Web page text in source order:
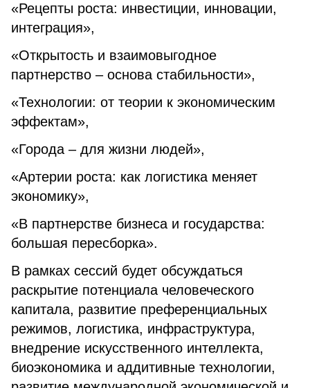
«Рецепты роста: инвестиции, инновации,
интеграция»,
«Открытость и взаимовыгодное
партнерство – основа стабильности»,
«Технологии: от теории к экономическим
эффектам»,
«Города – для жизни людей»,
«Артерии роста: как логистика меняет
экономику»,
«В партнерстве бизнеса и государства:
большая пересборка».
В рамках сессий будет обсуждаться
раскрытие потенциала человеческого
капитала, развитие преференциальных
режимов, логистика, инфраструктура,
внедрение искусственного интеллекта,
биоэкономика и аддитивные технологии,